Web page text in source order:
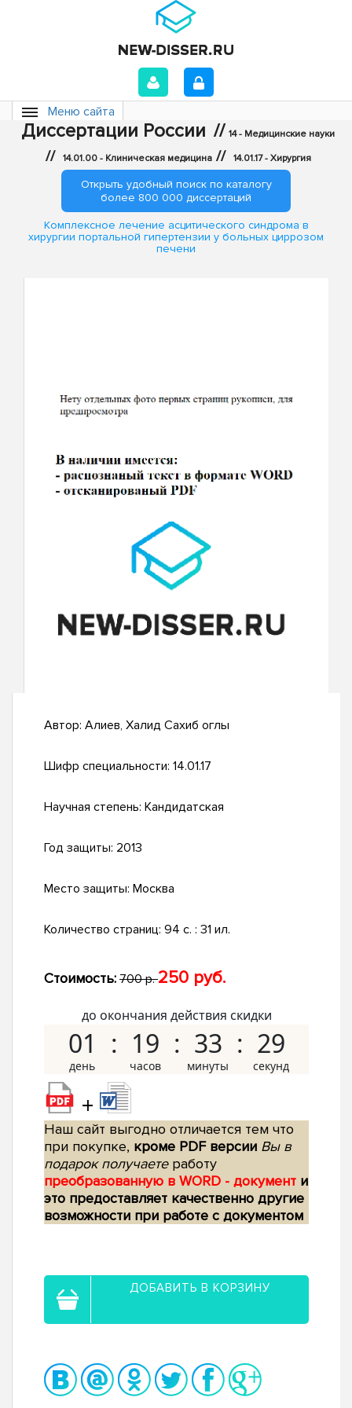
Меню сайта
Диссертации России // 14 - Медицинские науки
// 14.01.00 - Клиническая медицина // 14.01.17 - Хирургия
Открыть удобный поиск по каталогу
более 800 000 диссертаций
Комплексное лечение асцитического синдрома в
хирургии портальной гипертензии у больных циррозом
печени
Автор: Алиев, Халид Сахиб оглы
Шифр специальности: 14.01.17
Научная степень: Кандидатская
Год защиты: 2013
Место защиты: Москва
Количество страниц: 94 с. : 31 ил.
Стоимость: 700 р.250 руб.
до окончания действия скидки
01 19 33 28
+
Наш сайт выгодно отличается тем что
при покупке, кроме PDF версии Вы в
подарок получаетеработу
преобразованную в WORD - документ и
это предоставляет качественно другие
возможности при работе с документом
ДОБАВИТЬ В КОРЗИНУ